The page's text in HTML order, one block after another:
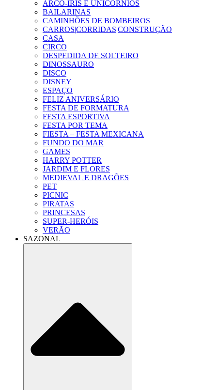
ARCO-ÍRIS E UNICÓRNIOS
BAILARINAS
CAMINHÕES DE BOMBEIROS
CARROS|CORRIDAS|CONSTRUÇÃO
CASA
CIRCO
DESPEDIDA DE SOLTEIRO
DINOSSAURO
DISCO
DISNEY
ESPAÇO
FELIZ ANIVERSÁRIO
FESTA DE FORMATURA
FESTA ESPORTIVA
FESTA POR TEMA
FIESTA – FESTA MEXICANA
FUNDO DO MAR
GAMES
HARRY POTTER
JARDIM E FLORES
MEDIEVAL E DRAGÕES
PET
PICNIC
PIRATAS
PRINCESAS
SUPER-HERÓIS
VERÃO
SAZONAL